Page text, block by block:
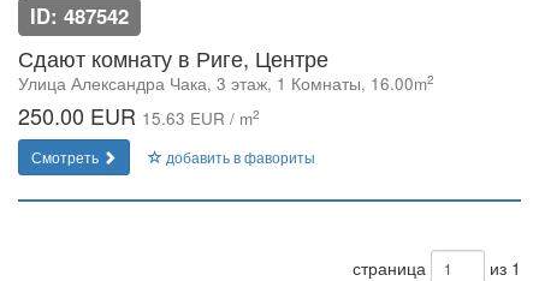
ID: 487542
Сдают комнату в Риге, Центре
Улица Александра Чака, 3 этаж, 1 Комнаты, 16.00m2
250.00 EUR 15.63 EUR / m2
Смотреть добавить в фавориты
страница из 1